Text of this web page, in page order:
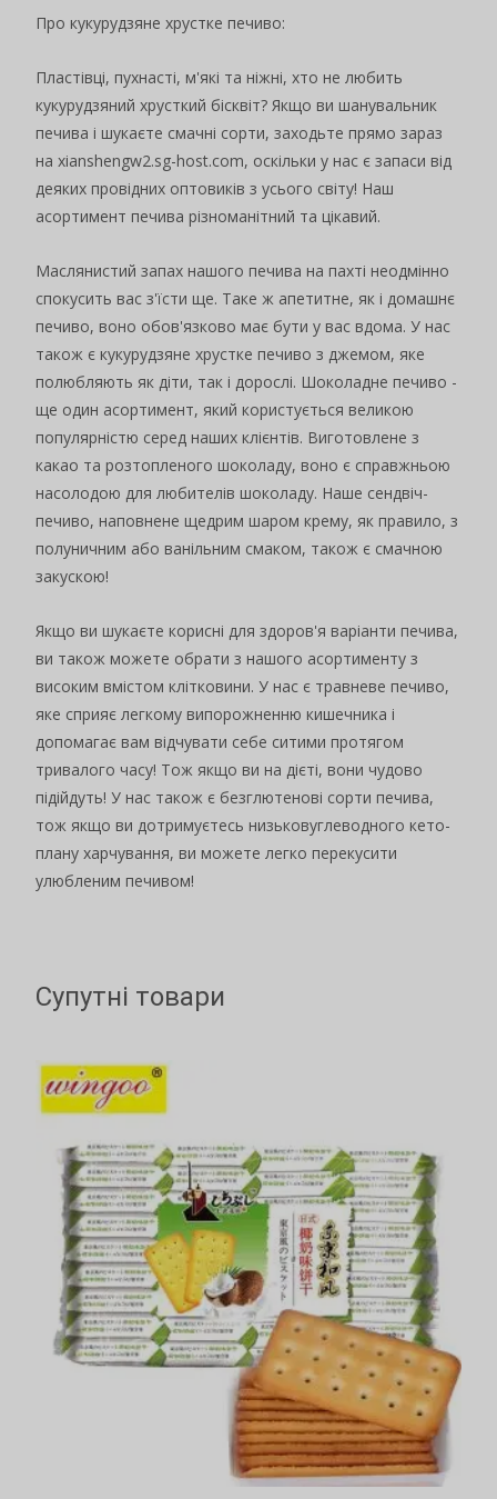
Про кукурудзяне хрустке печиво:
Пластівці, пухнасті, м'які та ніжні, хто не любить
кукурудзяний хрусткий бісквіт? Якщо ви шанувальник
печива і шукаєте смачні сорти, заходьте прямо зараз
на xianshengw2.sg-host.com, оскільки у нас є запаси від
деяких провідних оптовиків з усього світу! Наш
асортимент печива різноманітний та цікавий.
Маслянистий запах нашого печива на пахті неодмінно
спокусить вас з'їсти ще. Таке ж апетитне, як і домашнє
печиво, воно обов'язково має бути у вас вдома. У нас
також є кукурудзяне хрустке печиво з джемом, яке
полюбляють як діти, так і дорослі. Шоколадне печиво -
ще один асортимент, який користується великою
популярністю серед наших клієнтів. Виготовлене з
какао та розтопленого шоколаду, воно є справжньою
насолодою для любителів шоколаду. Наше сендвіч-
печиво, наповнене щедрим шаром крему, як правило, з
полуничним або ванільним смаком, також є смачною
закускою!
Якщо ви шукаєте корисні для здоров'я варіанти печива,
ви також можете обрати з нашого асортименту з
високим вмістом клітковини. У нас є травневе печиво,
яке сприяє легкому випорожненню кишечника і
допомагає вам відчувати себе ситими протягом
тривалого часу! Тож якщо ви на дієті, вони чудово
підійдуть! У нас також є безглютенові сорти печива,
тож якщо ви дотримуєтесь низьковуглеводного кето-
плану харчування, ви можете легко перекусити
улюбленим печивом!
Супутні товари